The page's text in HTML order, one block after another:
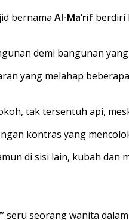
bernama Al-Ma’rif berdiri
demi bangunan
yang melahap
tak tersentuh api,
kontras yang
di sisi lain, kubah dan
” seru seorang wanita